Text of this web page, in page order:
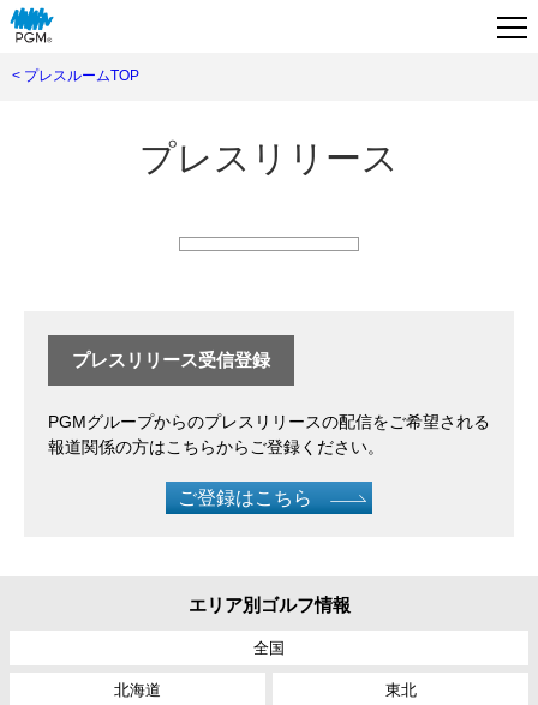
< プレスルームTOP
プレスリリース
プレスリリース受信登録
PGMグループからのプレスリリースの配信をご希望される
報道関係の方はこちらからご登録ください。
ご登録はこちら
エリア別ゴルフ情報
全国
北海道 東北